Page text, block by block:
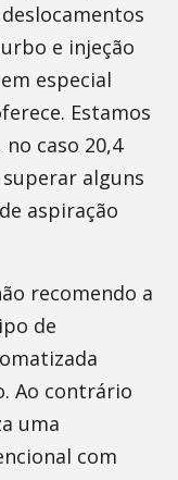
e injeção
especial
Estamos
caso 20,4
alguns
aspiração
recomendo a
de
Ao contrário
uma
com